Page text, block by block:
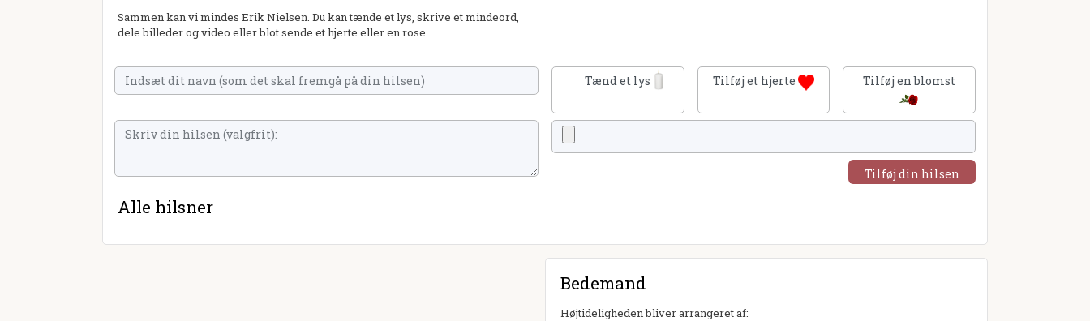
Sammen kan vi mindes Erik Nielsen. Du kan tænde et lys, skrive et mindeord,
dele billeder og video eller blot sende et hjerte eller en rose
Tænd et lys Tilføj et hjerte Tilføj en blomst
Tilføj din hilsen
Alle hilsner
Bedemand
Højtideligheden bliver arrangeret af: